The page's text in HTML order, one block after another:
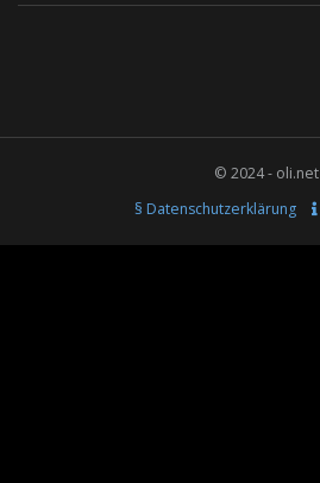
© 2024 - oli.net
§ Datenschutzerklärung